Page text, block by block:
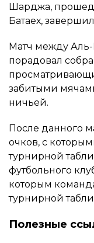
Шарджа,
Батаех,
Матч между
порадовал
забитыми
ничьей.
После данного
очков, с
турнирной
футбольного
которым
турнирной
Полезные